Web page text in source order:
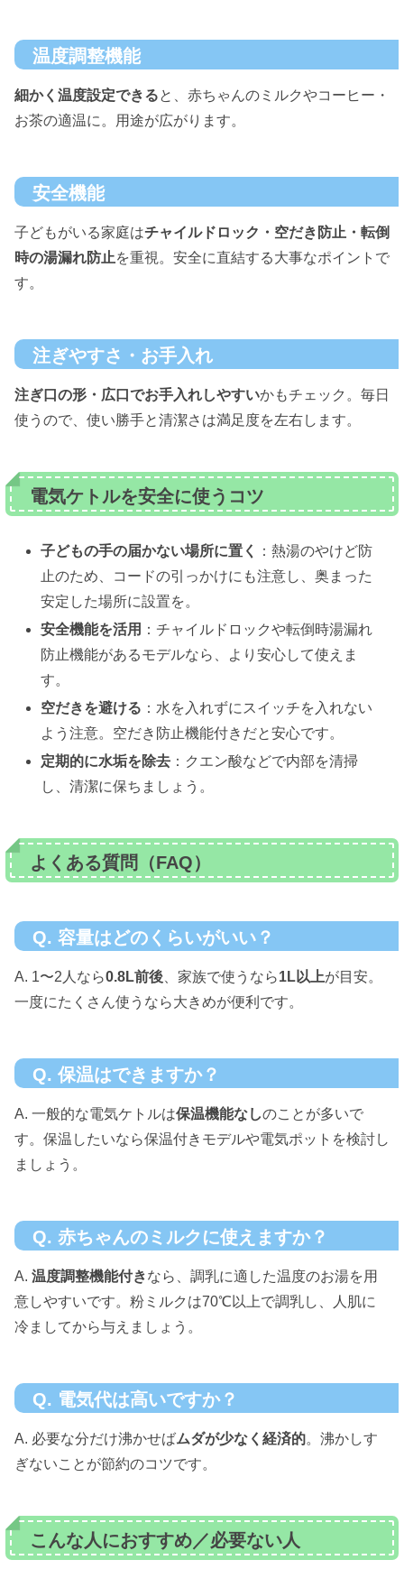
温度調整機能
細かく温度設定できると、赤ちゃんのミルクやコーヒー・
お茶の適温に。用途が広がります。
安全機能
子どもがいる家庭はチャイルドロック・空だき防止・転倒
時の湯漏れ防止を重視。安全に直結する大事なポイントで
す。
注ぎやすさ・お手入れ
注ぎ口の形・広口でお手入れしやすいかもチェック。毎日
使うので、使い勝手と清潔さは満足度を左右します。
電気ケトルを安全に使うコツ
子どもの手の届かない場所に置く
：熱湯のやけど防
止のため、コードの引っかけにも注意し、奥まった
安定した場所に設置を。
安全機能を活用 ：チャイルドロックや転倒時湯漏れ
防止機能があるモデルなら、より安心して使えま
す。
空だきを避ける ：水を入れずにスイッチを入れない
よう注意。空だき防止機能付きだと安心です。
定期的に水垢を除去 ：クエン酸などで内部を清掃
し、清潔に保ちましょう。
よくある質問（FAQ）
Q. 容量はどのくらいがいい？
A. 1〜2人なら0.8L前後 、家族で使うなら1L以上が目安。
一度にたくさん使うなら大きめが便利です。
Q. 保温はできますか？
A. 一般的な電気ケトルは保温機能なしのことが多いで
す。保温したいなら保温付きモデルや電気ポットを検討し
ましょう。
Q. 赤ちゃんのミルクに使えますか？
A. 温度調整機能付きなら、調乳に適した温度のお湯を用
意しやすいです。粉ミルクは70℃以上で調乳し、人肌に
冷ましてから与えましょう。
Q. 電気代は高いですか？
A. 必要な分だけ沸かせばムダが少なく経済的。沸かしす
ぎないことが節約のコツです。
こんな人におすすめ／必要ない人